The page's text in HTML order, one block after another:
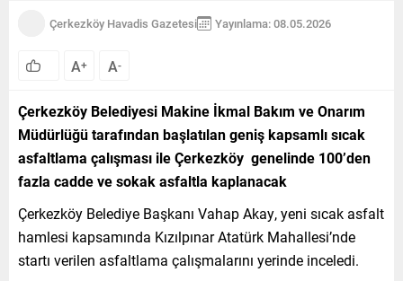
Çerkezköy Havadis Gazetesi Yayınlama: 08.05.2026
A+ A-
Çerkezköy Belediyesi Makine İkmal Bakım ve Onarım
Müdürlüğü tarafından başlatılan geniş kapsamlı sıcak
asfaltlama çalışması ile Çerkezköy genelinde 100’den
fazla cadde ve sokak asfaltla kaplanacak
Çerkezköy Belediye Başkanı Vahap Akay, yeni sıcak asfalt
hamlesi kapsamında Kızılpınar Atatürk Mahallesi’nde
startı verilen asfaltlama çalışmalarını yerinde inceledi.